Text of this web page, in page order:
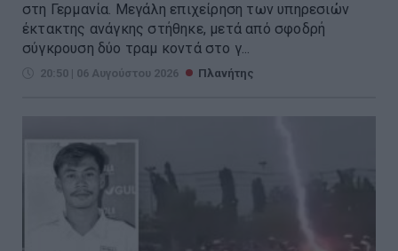
στη Γερμανία. Μεγάλη επιχείρηση των υπηρεσιών
έκτακτης ανάγκης στήθηκε, μετά από σφοδρή
σύγκρουση δύο τραμ κοντά στο γ...
20:50 | 06 Αυγούστου 2026 Πλανήτης